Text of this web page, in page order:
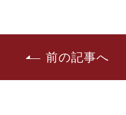
前の記事へ